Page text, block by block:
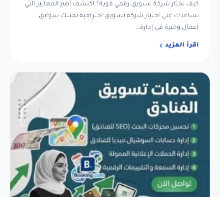
كيف تختار شركة تسويق رقمي قوية؟ اكتشف أهم المعايير التي
تساعدك على اختيار شركة تسويق احترافية تمتلك سوابق
أعمال وخبرة في إدارة…
اقرأ المزيد